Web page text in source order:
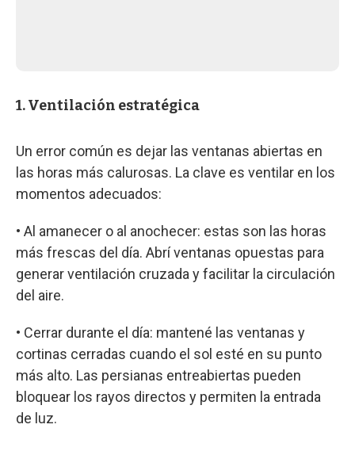
1. Ventilación estratégica
Un error común es dejar las ventanas abiertas en
las horas más calurosas. La clave es ventilar en los
momentos adecuados:
• Al amanecer o al anochecer: estas son las horas
más frescas del día. Abrí ventanas opuestas para
generar ventilación cruzada y facilitar la circulación
del aire.
• Cerrar durante el día: mantené las ventanas y
cortinas cerradas cuando el sol esté en su punto
más alto. Las persianas entreabiertas pueden
bloquear los rayos directos y permiten la entrada
de luz.